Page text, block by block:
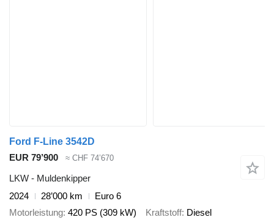
Ford F-Line 3542D
EUR 79’900
≈ CHF 74’670
LKW - Muldenkipper
2024
28’000 km
Euro 6
Motorleistung 420 PS (309 kW) Kraftstoff Diesel